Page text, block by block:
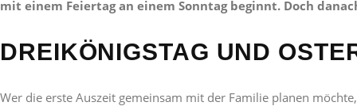
mit einem Feiertag an einem Sonntag beginnt. Doch
DREIKÖNIGSTAG UND
Wer die erste Auszeit gemeinsam mit der Familie planen